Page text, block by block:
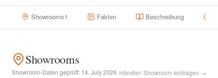
Über uns
Kontakt
Showrooms1 Fakten Beschreibung
Showrooms
Showroom-Daten geprüft: 14. July 2026 Händler: Showroom eintragen →